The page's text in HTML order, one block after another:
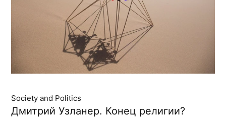
Society and Politics
Дмитрий Узланер. Конец религии?